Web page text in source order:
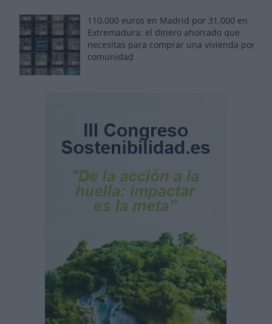
110.000 euros en Madrid por 31.000 en
Extremadura: el dinero ahorrado que
necesitas para comprar una vivienda por
comunidad